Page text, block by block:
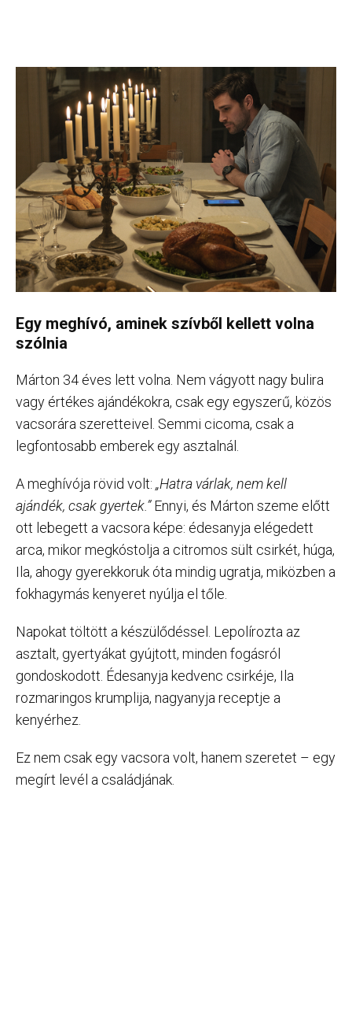
Egy meghívó, aminek szívből kellett volna
szólnia
Márton 34 éves lett volna. Nem vágyott nagy bulira
vagy értékes ajándékokra, csak egy egyszerű, közös
vacsorára szeretteivel. Semmi cicoma, csak a
legfontosabb emberek egy asztalnál.
A meghívója rövid volt: „Hatra várlak, nem kell
ajándék, csak gyertek.”Ennyi, és Márton szeme előtt
ott lebegett a vacsora képe: édesanyja elégedett
arca, mikor megkóstolja a citromos sült csirkét, húga,
Ila, ahogy gyerekkoruk óta mindig ugratja, miközben a
fokhagymás kenyeret nyúlja el tőle.
Napokat töltött a készülődéssel. Lepolírozta az
asztalt, gyertyákat gyújtott, minden fogásról
gondoskodott. Édesanyja kedvenc csirkéje, Ila
rozmaringos krumplija, nagyanyja receptje a
kenyérhez.
Ez nem csak egy vacsora volt, hanem szeretet – egy
megírt levél a családjának.